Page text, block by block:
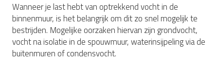
Wanneer je last hebt van optrekkend vocht in de
binnenmuur, is het belangrijk om dit zo snel mogelijk te
bestrijden. Mogelijke oorzaken hiervan zijn grondvocht,
vocht na isolatie in de spouwmuur, waterinsijpeling via de
buitenmuren of condensvocht.